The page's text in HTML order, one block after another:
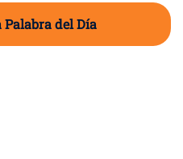
Palabra del Día